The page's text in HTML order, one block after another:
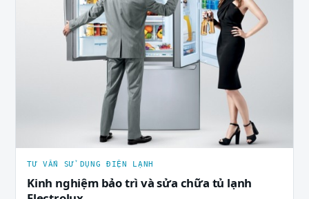
TƯ VẤN SỬ DỤNG ĐIỆN LẠNH
Kinh nghiệm bảo trì và sửa chữa tủ lạnh